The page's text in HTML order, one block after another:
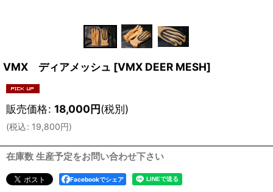
VMX ディアメッシュ [VMX DEER MESH]
販売価格: 18,000円(税別)
(税込: 19,800円)
在庫数 生産予定をお問い合わせ下さい
Facebookでシェア